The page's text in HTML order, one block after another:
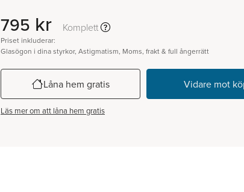
795 kr Komplett
Priset inkluderar:
Glasögon i dina styrkor, Astigmatism, Moms, frakt & full ångerrätt
Låna hem gratis
Läs mer om att låna hem gratis